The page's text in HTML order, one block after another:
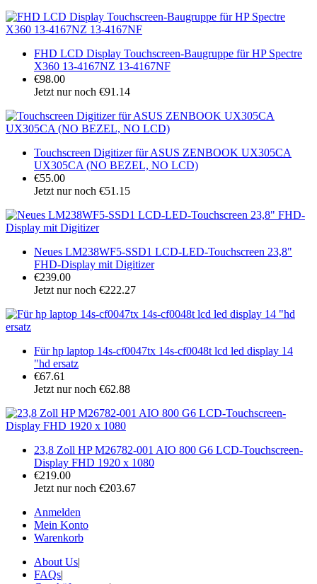
FHD LCD Display Touchscreen-Baugruppe für HP Spectre
X360 13-4167NZ 13-4167NF
€98.00
Jetzt nur noch €91.14
Touchscreen Digitizer für ASUS ZENBOOK UX305CA
UX305CA (NO BEZEL, NO LCD)
€55.00
Jetzt nur noch €51.15
Neues LM238WF5-SSD1 LCD-LED-Touchscreen 23,8"
FHD-Display mit Digitizer
€239.00
Jetzt nur noch €222.27
Für hp laptop 14s-cf0047tx 14s-cf0048t lcd led display 14
"hd ersatz
€67.61
Jetzt nur noch €62.88
23,8 Zoll HP M26782-001 AIO 800 G6 LCD-Touchscreen-
Display FHD 1920 x 1080
€219.00
Jetzt nur noch €203.67
Anmelden
Mein Konto
Warenkorb
About Us|
FAQs|